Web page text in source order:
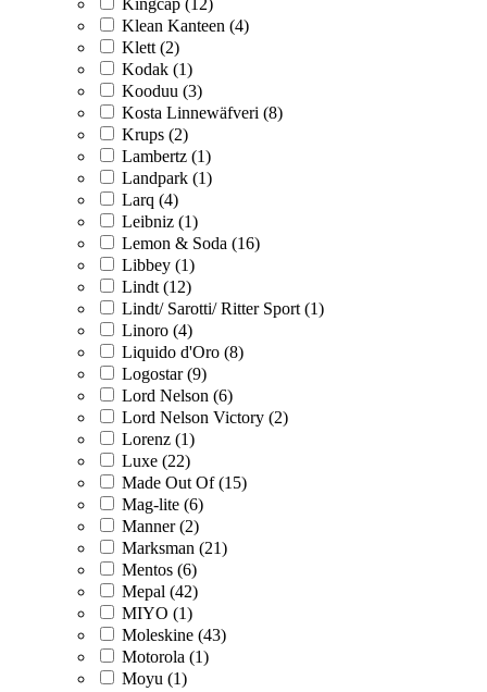
Klean Kanteen (4)
Klett (2)
Kodak (1)
Kooduu (3)
Kosta Linnewäfveri (8)
Krups (2)
Lambertz (1)
Landpark (1)
Larq (4)
Leibniz (1)
Lemon & Soda (16)
Libbey (1)
Lindt (12)
Lindt/ Sarotti/ Ritter Sport (1)
Linoro (4)
Liquido d'Oro (8)
Logostar (9)
Lord Nelson (6)
Lord Nelson Victory (2)
Lorenz (1)
Luxe (22)
Made Out Of (15)
Mag-lite (6)
Manner (2)
Marksman (21)
Mentos (6)
Mepal (42)
MIYO (1)
Moleskine (43)
Motorola (1)
Moyu (1)